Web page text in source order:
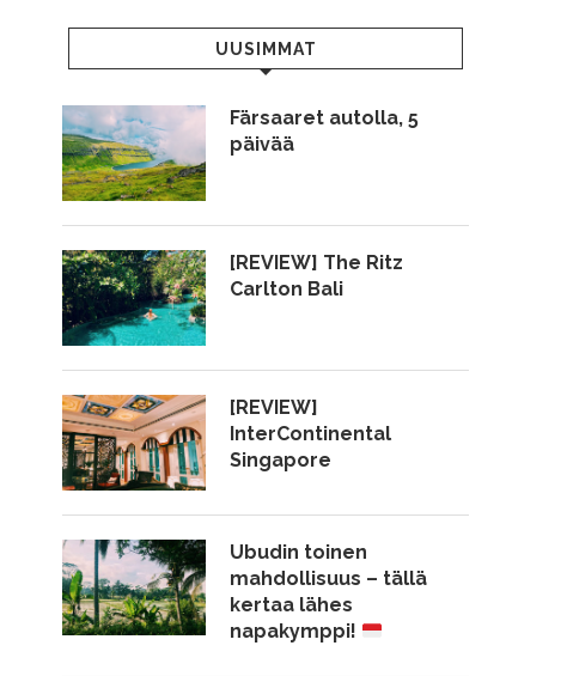
UUSIMMAT
Färsaaret autolla, 5
päivää
[REVIEW] The Ritz
Carlton Bali
[REVIEW]
InterContinental
Singapore
Ubudin toinen
mahdollisuus – tällä
kertaa lähes
napakymppi!